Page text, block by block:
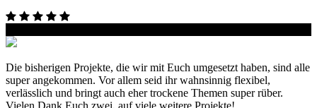
Die bisherigen Projekte, die wir mit Euch umgesetzt haben, sind alle
super angekommen. Vor allem seid ihr wahnsinnig flexibel,
verlässlich und bringt auch eher trockene Themen super rüber.